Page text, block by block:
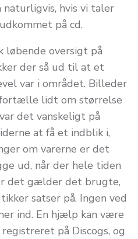
naturligvis, hvis vi taler
på cd.
løbende oversigt på
der så ud til at et
var i området. Billeder
fortælle lidt om størrelse
det vanskeligt på
at få et indblik i,
om varerne er det
ud, når der hele tiden
det gælder det brugte,
satser på. Ingen ved
ind. En hjælp kan være
på Discogs, og